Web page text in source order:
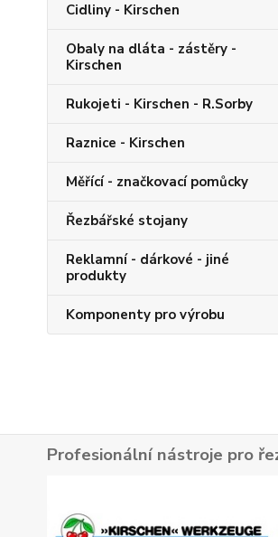
Cidliny - Kirschen
Obaly na dláta - zástěry -
Kirschen
Rukojeti - Kirschen - R.Sorby
Raznice - Kirschen
Měřící - značkovací pomůcky
Řezbářské stojany
Reklamní - dárkové - jiné
produkty
Komponenty pro výrobu
Profesionální nástroje pro